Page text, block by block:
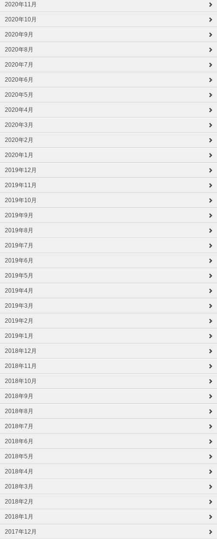
2020年11月
2020年10月
2020年9月
2020年8月
2020年7月
2020年6月
2020年5月
2020年4月
2020年3月
2020年2月
2020年1月
2019年12月
2019年11月
2019年10月
2019年9月
2019年8月
2019年7月
2019年6月
2019年5月
2019年4月
2019年3月
2019年2月
2019年1月
2018年12月
2018年11月
2018年10月
2018年9月
2018年8月
2018年7月
2018年6月
2018年5月
2018年4月
2018年3月
2018年2月
2018年1月
2017年12月